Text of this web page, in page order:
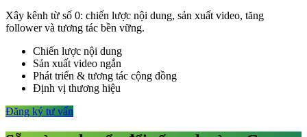
Xây kênh từ số 0: chiến lược nội dung, sản xuất video, tăng
follower và tương tác bền vững.
Chiến lược nội dung
Sản xuất video ngắn
Phát triển & tương tác cộng đồng
Định vị thương hiệu
Đăng ký tư vấn